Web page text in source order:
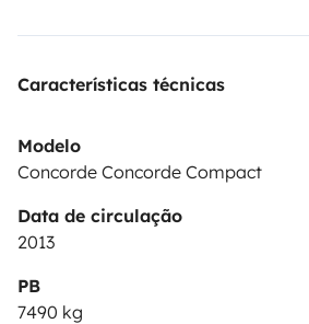
Características técnicas
Modelo
Concorde Concorde Compact
Data de circulação
2013
PB
7490 kg